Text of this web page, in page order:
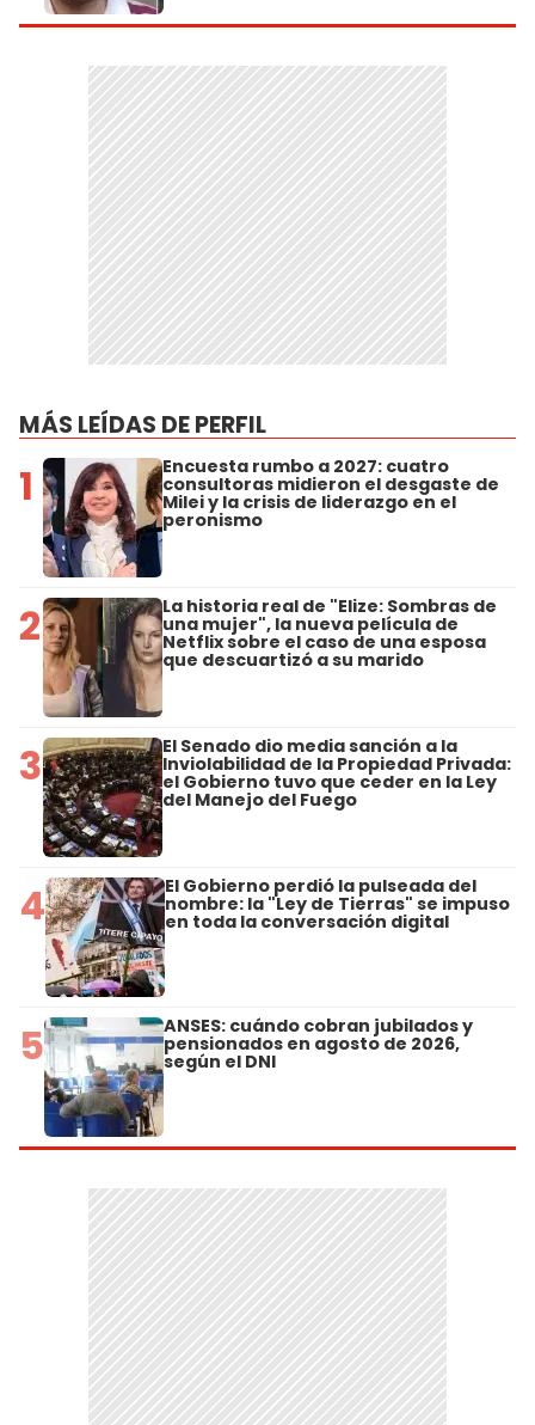
MÁS LEÍDAS DE PERFIL
1 Encuesta rumbo a 2027: cuatro
consultoras midieron el desgaste de
Milei y la crisis de liderazgo en el
peronismo
2 La historia real de "Elize: Sombras de
una mujer", la nueva película de
Netflix sobre el caso de una esposa
que descuartizó a su marido
3 El Senado dio media sanción a la
Inviolabilidad de la Propiedad Privada:
el Gobierno tuvo que ceder en la Ley
del Manejo del Fuego
4 El Gobierno perdió la pulseada del
nombre: la "Ley de Tierras" se impuso
en toda la conversación digital
5 ANSES: cuándo cobran jubilados y
pensionados en agosto de 2026,
según el DNI